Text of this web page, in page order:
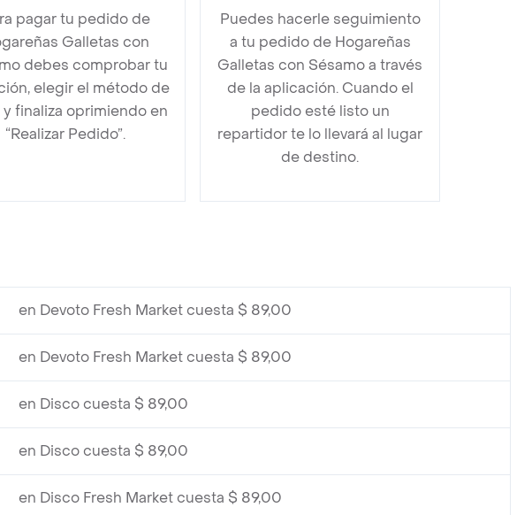
pagar tu pedido de
Galletas con
debes comprobar tu
elegir el método de
finaliza oprimiendo en
“Realizar Pedido”.
Puedes hacerle seguimiento
a tu pedido de Hogareñas
Galletas con Sésamo a través
de la aplicación. Cuando el
pedido esté listo un
repartidor te lo llevará al lugar
de destino.
en Devoto Fresh Market cuesta $ 89,00
en Devoto Fresh Market cuesta $ 89,00
en Disco cuesta $ 89,00
en Disco cuesta $ 89,00
en Disco Fresh Market cuesta $ 89,00